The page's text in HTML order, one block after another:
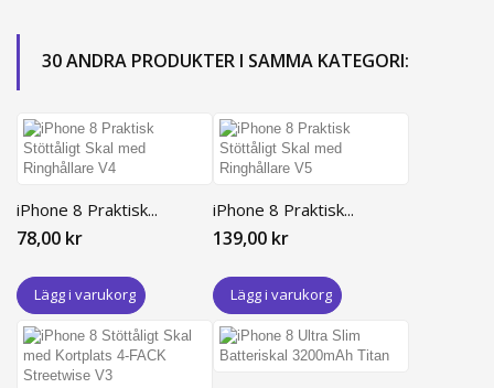
30 ANDRA PRODUKTER I SAMMA KATEGORI:
iPhone 8 Praktisk...
78,00 kr
Lägg i varukorg
iPhone 8 Praktisk...
139,00 kr
Lägg i varukorg